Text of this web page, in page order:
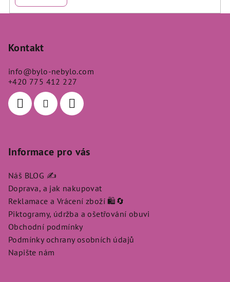
Kontakt
info@bylo-nebylo.com
+420 775 412 227
Informace pro vás
Náš BLOG ✍️
Doprava, a jak nakupovat
Reklamace a Vrácení zboží 🛍️🔄
Piktogramy, údržba a ošetřování obuvi
Obchodní podmínky
Podmínky ochrany osobních údajů
Napište nám